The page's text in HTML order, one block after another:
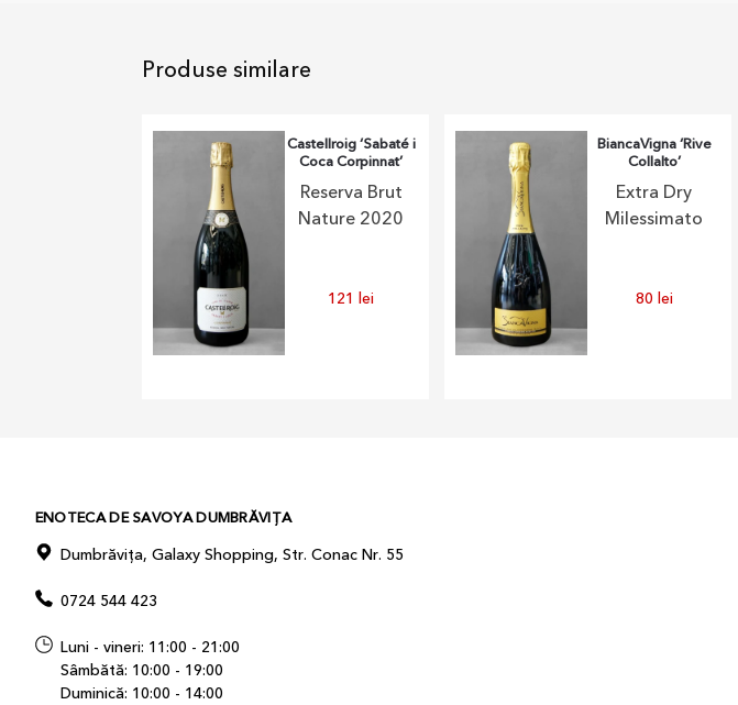
Produse similare
Castellroig ‘Sabaté i
Coca Corpinnat’
Reserva Brut
Nature 2020
121lei
BiancaVigna ‘Rive
Collalto’
Extra Dry
Milessimato
80 lei
ENOTECA DE SAVOYA DUMBRĂVIȚA
Dumbrăvița, Galaxy Shopping, Str. Conac Nr. 55
0724 544 423
Luni - vineri: 11:00 - 21:00
Sâmbătă: 10:00 - 19:00
Duminică: 10:00 - 14:00